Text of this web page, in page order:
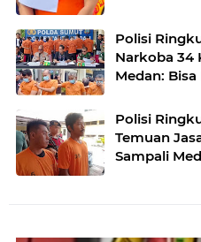
Polisi
Narkoba 34
Medan:
Polisi
Temuan
Sampali